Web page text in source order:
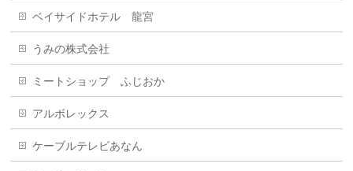
ベイサイドホテル 龍宮
うみの株式会社
ミートショップ ふじおか
アルボレックス
ケーブルテレビあなん